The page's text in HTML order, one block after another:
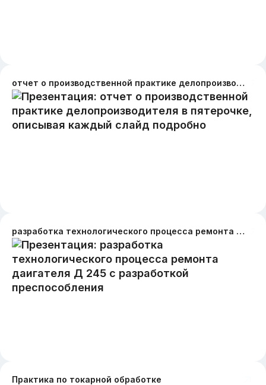
отчет о производственной практике делопроизводителя в пятерочке, описывая каждый слайд подробно
разработка технологического процесса ремонта даигателя Д 245 с разработкой преспособления
Практика по токарной обработке